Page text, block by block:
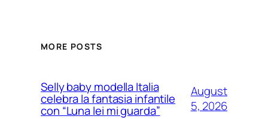
MORE POSTS
Selly baby modella Italia
celebra la fantasia infantile
con “Luna lei mi guarda”
August
5, 2026